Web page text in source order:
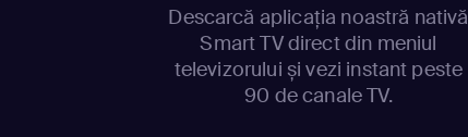
Descarcă aplicația noastră nativă
Smart TV direct din meniul
televizorului și vezi instant peste
90 de canale TV.